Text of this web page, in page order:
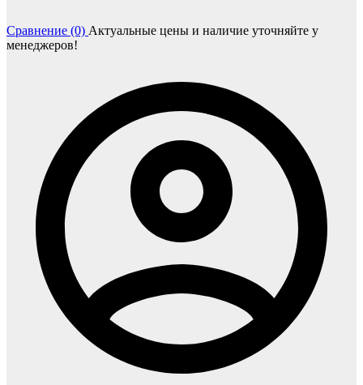
Сравнение (0) Актуальные цены и наличие уточняйте у
менеджеров!